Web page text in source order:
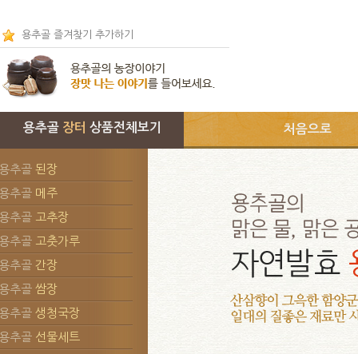
용추골 즐겨찾기 추가하기
용추골 장터 상품전체보기 처음으로
추골 된장
추골 메주
추골 고추장
추골 고춧가루
추골 간장
추골 쌈장
추골 생청국장
추골 선물세트